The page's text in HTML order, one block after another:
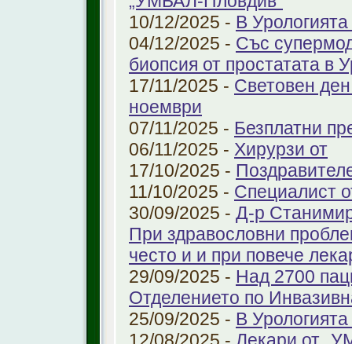
10/12/2025 - В
04/12/2025 - Със
биопсия от простатата в
17/11/2025 - Световен
ноември
07/11/2025 - Безплатни
06/11/2025 - Хирурзи от
17/10/2025 -
11/10/2025 - Специалист
30/09/2025 - Д-р
При здравословни
често и и при повече
29/09/2025 - Над 2700
Отделението по
25/09/2025 - В